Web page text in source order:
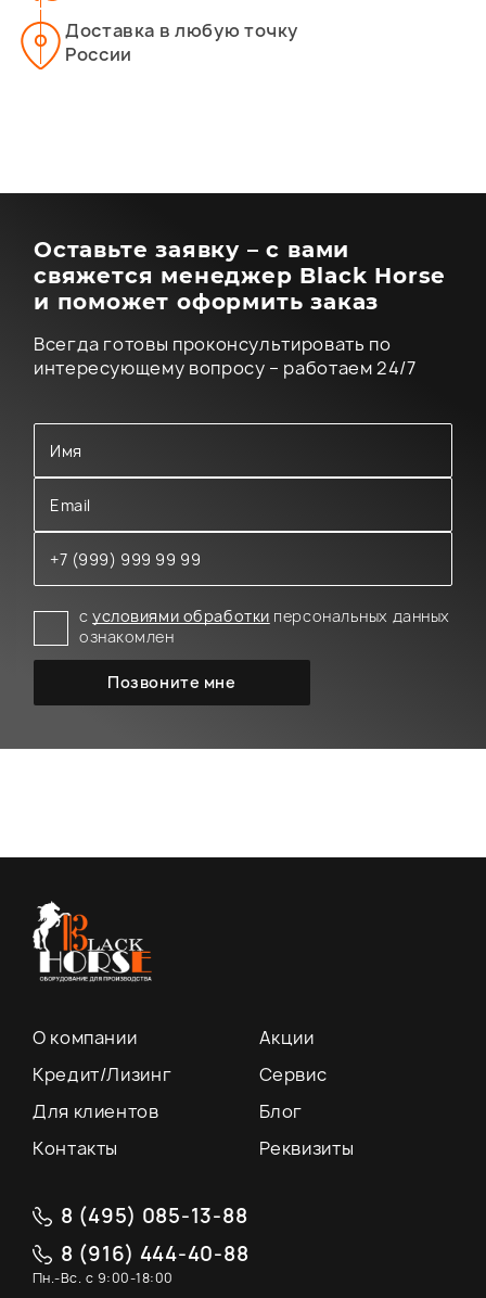
Доставка в любую точку
России
Оставьте заявку – с вами
свяжется менеджер Black Horse
и поможет оформить заказ
Всегда готовы проконсультировать по
интересующему вопросу – работаем 24/7
сусловиями обработки персональных данных
ознакомлен
О компании
Акции
Кредит/Лизинг
Сервис
Для клиентов
Блог
Контакты
Реквизиты
8 (495) 085-13-88
8 (916) 444-40-88
Пн.-Вс. с 9:00-18:00